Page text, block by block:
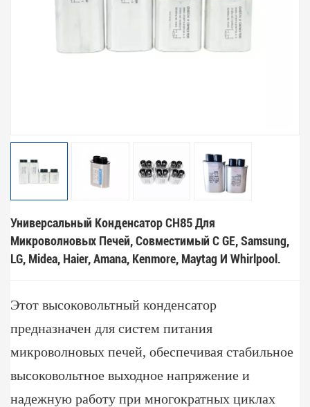
Универсальный Конденсатор CH85 Для
Микроволновых Печей, Совместимый С GE, Samsung,
LG, Midea, Haier, Amana, Kenmore, Maytag И Whirlpool.
Этот высоковольтный конденсатор
предназначен для систем питания
микроволновых печей, обеспечивая стабильное
высоковольтное выходное напряжение и
надежную работу при многократных циклах